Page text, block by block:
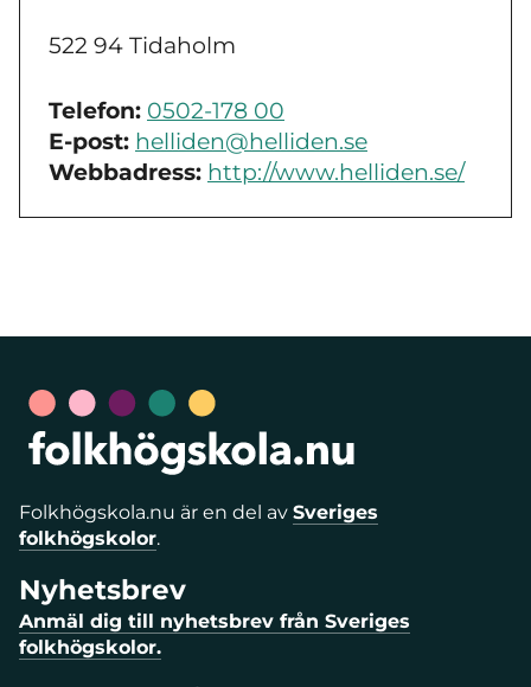
522 94 Tidaholm
Telefon: 0502-178 00
E-post: helliden@helliden.se
Webbadress: http://www.helliden.se/
Folkhögskola.nu är en del av Sveriges
folkhögskolor.
Nyhetsbrev
Anmäl dig till nyhetsbrev från Sveriges
folkhögskolor.